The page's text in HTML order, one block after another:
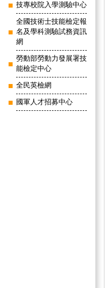
技專校院入學測驗中心
全國技術士技能檢定報
名及學科測驗試務資訊
網
勞動部勞動力發展署技
能檢定中心
全民英檢網
國軍人才招募中心